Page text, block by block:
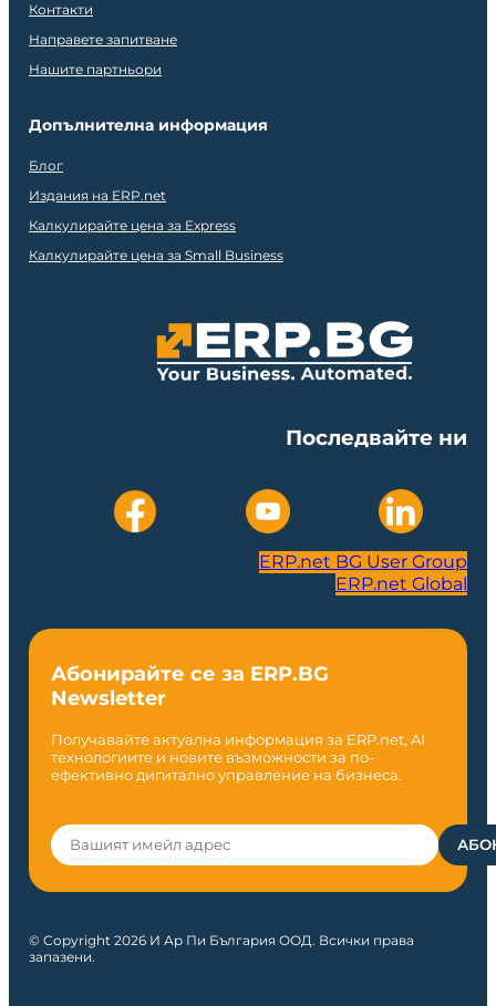
Контакти
Направете запитване
Нашите партньори
Допълнителна информация
Блог
Издания на ERP.net
Калкулирайте цена за Express
Калкулирайте цена за Small Business
Последвайте ни
ERP.net BG User Group
ERP.net Global
Абонирайте се за ERP.BG
Newsletter
Получавайте актуална информация за ERP.net, AI
технологиите и новите възможности за по-
ефективно дигитално управление на бизнеса.
© Copyright 2026 И Ар Пи България ООД. Всички права
запазени.